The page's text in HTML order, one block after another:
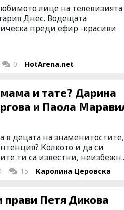
лице на телевизията
Днес. Водещата
преди ефир -красиви
0 HotArena.net
и тате? Дарина
и Паола
в децата на знаменитостите,
Колкото и да си
ти са известни,
15 Каролина Церовска
прави Петя Дикова